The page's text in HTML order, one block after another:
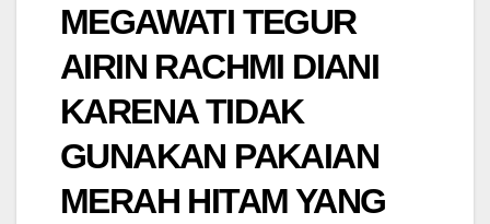
MEGAWATI TEGUR
AIRIN RACHMI DIANI
KARENA TIDAK
GUNAKAN PAKAIAN
MERAH HITAM YANG